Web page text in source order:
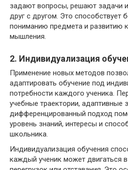
задают вопросы, решают задачи
друг с другом. Это способствует
пониманию предмета и развитию
мышления.
2. Индивидуализация
Применение новых методов
адаптировать обучение под
потребности каждого ученика.
учебные траектории, адаптивные
дифференцированный подход
уровень знаний, интересы и
школьника.
Индивидуализация обучения
каждый ученик может двигаться